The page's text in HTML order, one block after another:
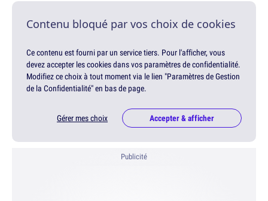
Contenu bloqué par vos choix de cookies
Ce contenu est fourni par un service tiers. Pour l'afficher, vous
devez accepter les cookies dans vos paramètres de confidentialité.
Modifiez ce choix à tout moment via le lien "Paramètres de Gestion
de la Confidentialité" en bas de page.
Gérer mes choix Accepter & afficher
Publicité